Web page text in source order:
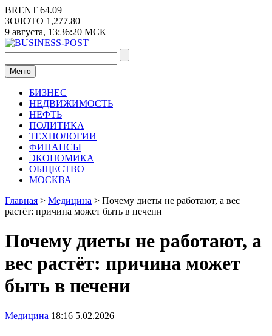
Перейти
к
содержимому
BRENT 64.09
ЗОЛОТО 1,277.80
9 августа, 13:36:20 МСК
Меню
БИЗНЕС
НЕДВИЖИМОСТЬ
НЕФТЬ
ПОЛИТИКА
ТЕХНОЛОГИИ
ФИНАНСЫ
ЭКОНОМИКА
ОБЩЕСТВО
МОСКВА
Главная > Медицина > Почему диеты не работают, а вес
растёт: причина может быть в печени
Почему диеты не работают, а
вес растёт: причина может
быть в печени
Медицина 18:16 5.02.2026